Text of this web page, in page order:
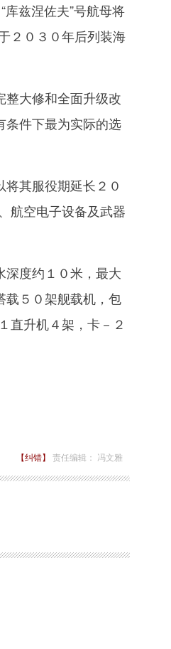
兹涅佐夫”号航母将
２０３０年后列装海
大修和全面升级改
条件下最为实际的选
其服役期延长２０
航空电子设备及武器
度约１０米，最大
载５０架舰载机，包
直升机４架，卡－２
【纠错】 责任编辑： 冯文雅